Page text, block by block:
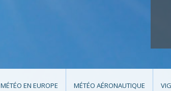
MÉTÉO EN EUROPE MÉTÉO AÉRONAUTIQUE